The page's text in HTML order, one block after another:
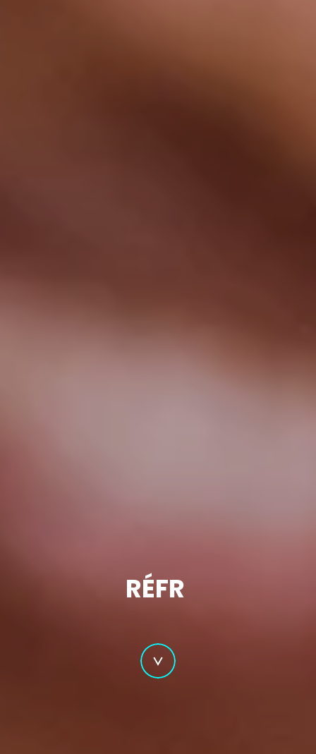
RÉFRIGÉRATI